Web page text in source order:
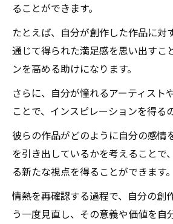
ることができます。
たとえば、自分が創作した作品に対
通じて得られた満足感を思い出すこ
ンを高める助けになります。
さらに、自分が憧れるアーティスト
ことで、インスピレーションを得る
彼らの作品がどのように自分の感情
を引き出しているかを考えることで
る新たな視点を得ることができます。
情熱を再確認する過程で、自分の創
う一度見直し、その意義や価値を自